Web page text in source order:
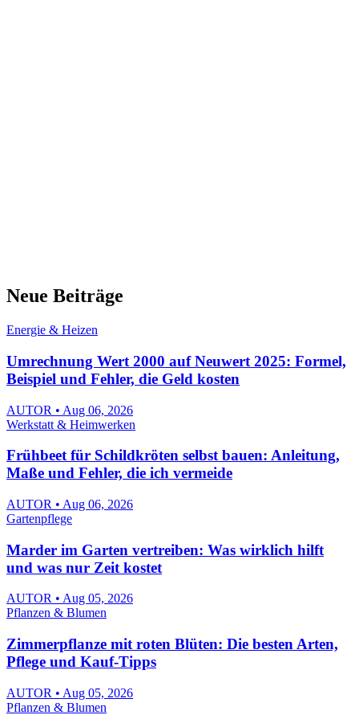
Neue Beiträge
Energie & Heizen
Umrechnung Wert 2000 auf Neuwert 2025: Formel,
Beispiel und Fehler, die Geld kosten
AUTOR • Aug 06, 2026
Werkstatt & Heimwerken
Frühbeet für Schildkröten selbst bauen: Anleitung,
Maße und Fehler, die ich vermeide
AUTOR • Aug 06, 2026
Gartenpflege
Marder im Garten vertreiben: Was wirklich hilft
und was nur Zeit kostet
AUTOR • Aug 05, 2026
Pflanzen & Blumen
Zimmerpflanze mit roten Blüten: Die besten Arten,
Pflege und Kauf-Tipps
AUTOR • Aug 05, 2026
Pflanzen & Blumen